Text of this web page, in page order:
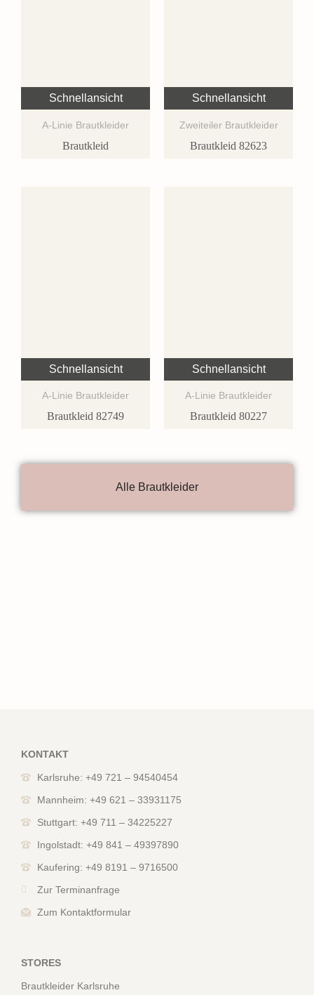
Schnellansicht
A-Linie Brautkleider
Brautkleid
Schnellansicht
Zweiteiler Brautkleider
Brautkleid 82623
Schnellansicht
A-Linie Brautkleider
Brautkleid 82749
Schnellansicht
A-Linie Brautkleider
Brautkleid 80227
Alle Brautkleider
KONTAKT
Karlsruhe: +49 721 – 94540454
Mannheim: +49 621 – 33931175
Stuttgart: +49 711 – 34225227
Ingolstadt: +49 841 – 49397890
Kaufering: +49 8191 – 9716500
Zur Terminanfrage
Zum Kontaktformular
STORES
Brautkleider Karlsruhe